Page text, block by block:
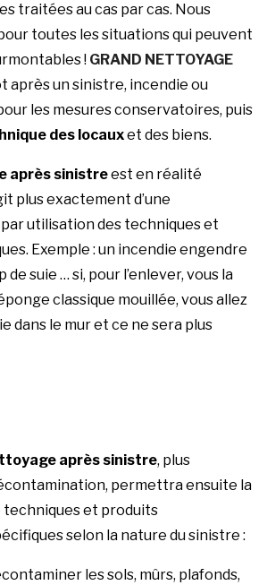
traitées au cas par cas. Nous
toutes les situations qui peuvent
! GRAND NETTOYAGE
après un sinistre, incendie ou
les mesures conservatoires, puis
des locauxet des biens.
après sinistreest en réalité
plus exactement d’une
utilisation des techniques et
Exemple : un incendie engendre
suie … si, pour l’enlever, vous la
classique mouillée, vous allez
dans le mur et ce ne sera plus
après sinistre, plus
permettra ensuite la
et produits
selon la nature du sinistre :
les sols, mûrs, plafonds,